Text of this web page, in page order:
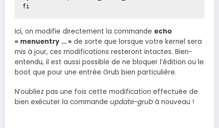
fi
Ici, on modifie directement la commande echo
« menuentry … » de sorte que lorsque votre kernel sera
mis à jour, ces modifications resteront intactes. Bien-
entendu, il est aussi possible de ne bloquer l’édition ou le
boot que pour une entrée Grub bien particulière.
N’oubliez pas une fois cette modification effectuée de
bien exécuter la commande update-grub à nouveau !